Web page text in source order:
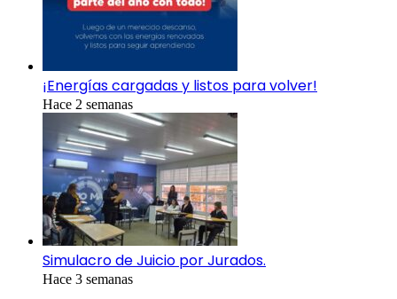
¡Energías cargadas y listos para volver!
Hace 2 semanas
Simulacro de Juicio por Jurados.
Hace 3 semanas